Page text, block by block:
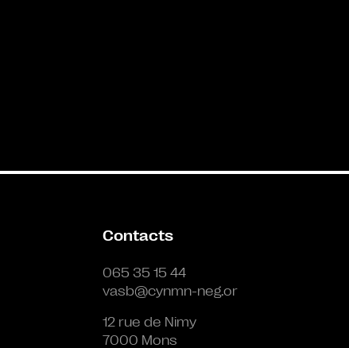
Contacts
065 35 15 44
vasb@cynmn-neg.or
12 rue de Nimy
7000 Mons